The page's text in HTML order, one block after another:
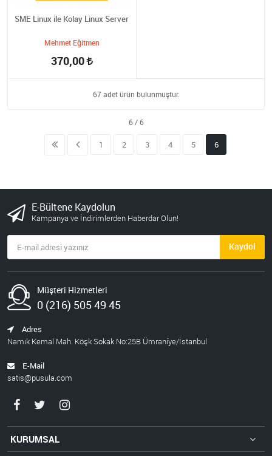
SME Linux ile Kolay Linux Server
Mehmet Eğitmen
370,00
67 adet ürün bulunmuştur.
1 2 3 4 5 6
E-Bültene Kaydolun
Kampanya ve İndirimlerden Haberdar Olun!
Kaydol
Müşteri Hizmetleri
0 (216) 505 49 45
Adres
Namık Kemal Mah. Köşk Sokak No:25B Ümraniye/İstanbul
E-Mail
satis@pusula.com
KURUMSAL